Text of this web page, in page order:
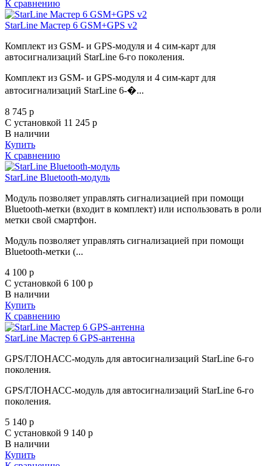
К сравнению
StarLine Мастер 6 GSM+GPS v2
Комплект из GSM- и GPS-модуля и 4 сим-карт для
автосигнализаций StarLine 6-го поколения.
Комплект из GSM- и GPS-модуля и 4 сим-карт для
автосигнализаций StarLine 6-�...
8 745 p
С установкой 11 245 p
В наличии
Купить
К сравнению
StarLine Bluetooth-модуль
Модуль позволяет управлять сигнализацией при помощи
Bluetooth-метки (входит в комплект) или использовать в роли
метки свой смартфон.
Модуль позволяет управлять сигнализацией при помощи
Bluetooth-метки (...
4 100 p
С установкой 6 100 p
В наличии
Купить
К сравнению
StarLine Мастер 6 GPS-антенна
GPS/ГЛОНАСС-модуль для автосигнализаций StarLine 6-го
поколения.
GPS/ГЛОНАСС-модуль для автосигнализаций StarLine 6-го
поколения.
5 140 p
С установкой 9 140 p
В наличии
Купить